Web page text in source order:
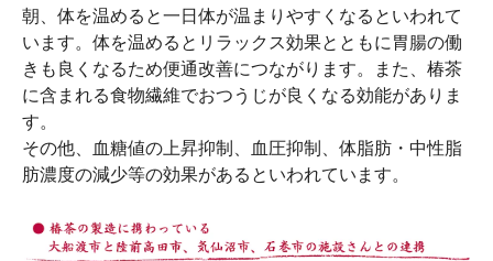
朝、体を温めると一日体が温まりやすくなるといわれて
います。体を温めるとリラックス効果とともに胃腸の働
きも良くなるため便通改善につながります。また、椿茶
に含まれる食物繊維でおつうじが良くなる効能がありま
す。
その他、血糖値の上昇抑制、血圧抑制、体脂肪・中性脂
肪濃度の減少等の効果があるといわれています。